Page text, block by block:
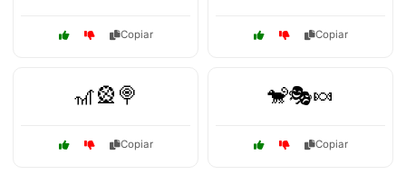
Copiar Copiar
🎢🎡🍭
Copiar
🐒🎭🍬
Copiar